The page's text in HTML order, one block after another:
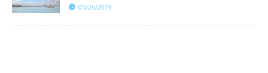
05/26/2019